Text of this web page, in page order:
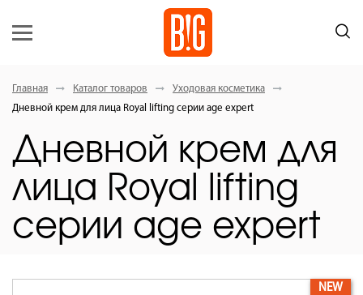
Главная Каталог товаров
Уходовая косметика
Дневной крем для лица Royal lifting серии age expert
Дневной крем для
лица Royal lifting
серии age expert
NEW